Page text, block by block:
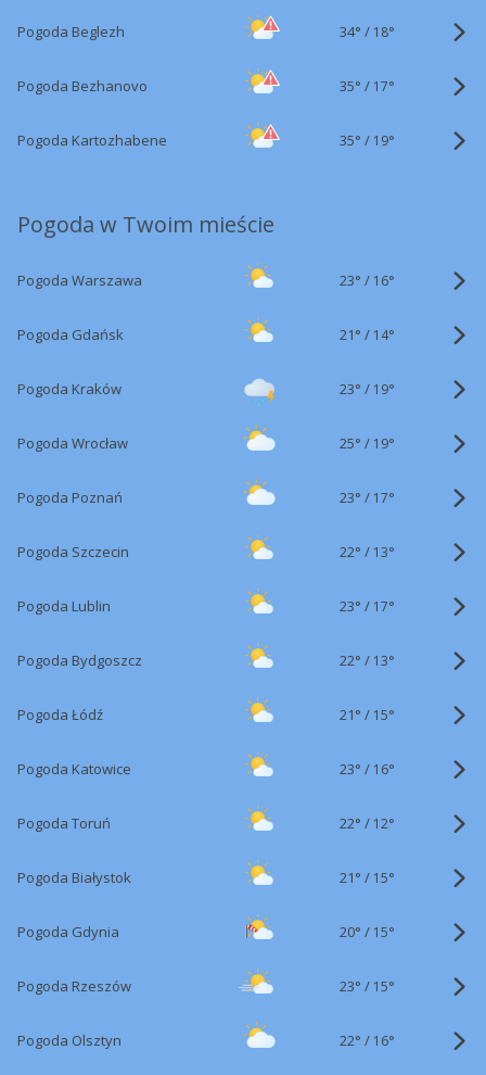
Pogoda Beglezh 34° / 18°
Pogoda Bezhanovo 35° / 17°
Pogoda Kartozhabene 35° / 19°
Pogoda w Twoim mieście
Pogoda Warszawa 23° / 16°
Pogoda Gdańsk 21° / 14°
Pogoda Kraków 23° / 19°
Pogoda Wrocław 25° / 19°
Pogoda Poznań 23° / 17°
Pogoda Szczecin 22° / 13°
Pogoda Lublin 23° / 17°
Pogoda Bydgoszcz 22° / 13°
Pogoda Łódź 21° / 15°
Pogoda Katowice 23° / 16°
Pogoda Toruń 22° / 12°
Pogoda Białystok 21° / 15°
Pogoda Gdynia 20° / 15°
Pogoda Rzeszów 23° / 15°
Pogoda Olsztyn 22° / 16°